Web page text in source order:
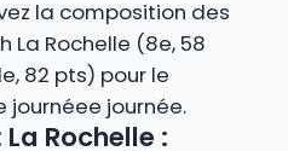
la composition des
La Rochelle (8e, 58
82 pts) pour le
journée.
Rochelle :